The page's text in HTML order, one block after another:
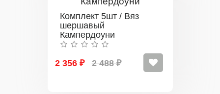
Комплект 5шт / Вяз
шершавый
Кампердоуни
2 356 ₽ 2 488 ₽